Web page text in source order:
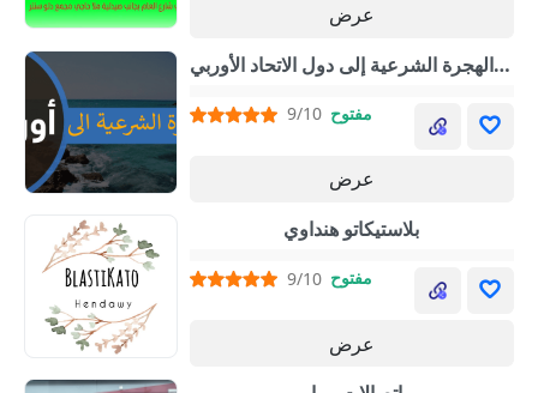
عرض
ارشادات في الهجرة الشرعية إلى دول الاتحاد الأوربي
9/10 مفتوح
عرض
بلاستيكاتو هنداوي
9/10 مفتوح
عرض